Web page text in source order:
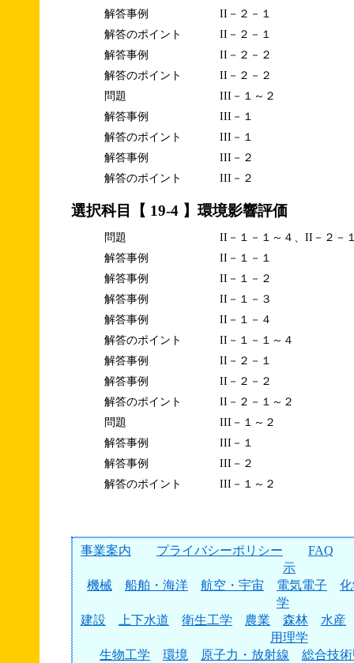
解答事例
II－２－１
解答のポイント
II－２－１
解答事例
II－２－２
解答のポイント
II－２－２
問題
III－１～２
解答事例
III－１
解答のポイント
III－１
解答事例
III－２
解答のポイント
III－２
選択科目【 19-4 】環境影響評価
問題
II－１－１～４、II－２－
解答事例
II－１－１
解答事例
II－１－２
解答事例
II－１－３
解答事例
II－１－４
解答のポイント
II－１－１～４
解答事例
II－２－１
解答事例
II－２－２
解答のポイント
II－２－１～２
問題
III－１～２
解答事例
III－１
解答事例
III－２
解答のポイント
III－１～２
事業案内 プライバシーポリシー
FAQ
示
機械
船舶・海洋 航空・宇宙 電気電子
学
建設
上下水道 衛生工学 農業 森林
水産
用理学
生物工学
環境 原子力・放射線
総合技